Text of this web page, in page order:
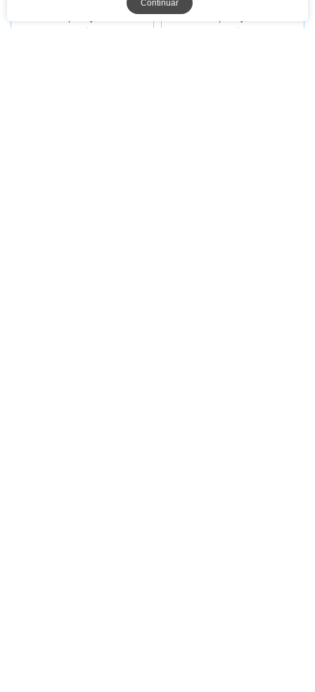
R$ 49,18
9x de R$ 6,43
R$ 42,90
8x de R$ 6,23
Continuar